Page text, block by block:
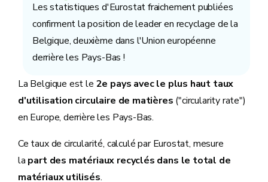
Les statistiques d'Eurostat fraichement publiées
confirment la position de leader en recyclage de la
Belgique, deuxième dans l'Union européenne
derrière les Pays-Bas !
La Belgique est le 2e pays avec le plus haut taux
d'utilisation circulaire de matières ("circularity rate")
en Europe, derrière les Pays-Bas.
Ce taux de circularité, calculé par Eurostat, mesure
la part des matériaux recyclés dans le total de
matériaux utilisés.